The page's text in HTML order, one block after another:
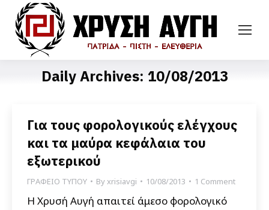
Daily Archives: 10/08/2013
Για τους φορολογικούς ελέγχους
και τα μαύρα κεφάλαια του
εξωτερικού
ΓΡΑΦΕΙΟ ΤΥΠΟΥ Byxrisiavgi 10/08/2013 1 Comment
Η Χρυσή Αυγή απαιτεί άμεσο φορολογικό